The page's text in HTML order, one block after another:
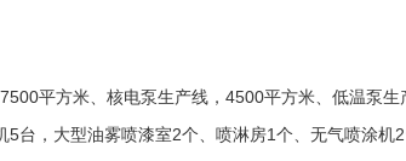
平方米、核电泵生产线，4500平方米、低温泵生
，大型油雾喷漆室2个、喷淋房1个、无气喷涂机